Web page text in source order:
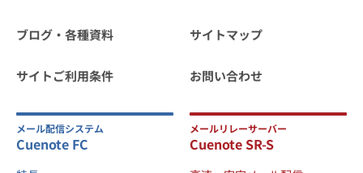
ブログ・各種資料 サイトマップ
サイトご利用条件 お問い合わせ
メール配信システム
Cuenote FC
メールリレーサーバー
Cuenote SR-S